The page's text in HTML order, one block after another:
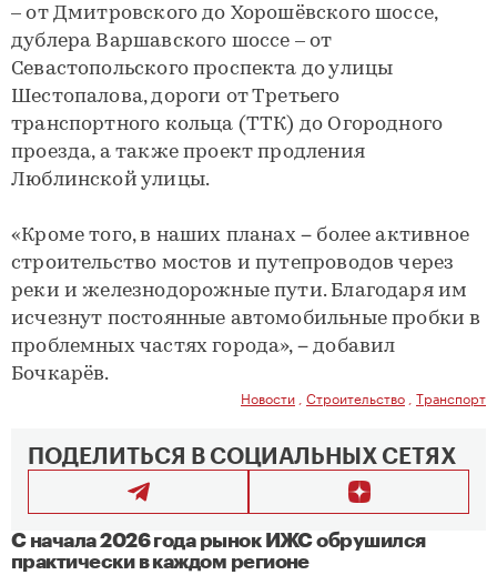
– от Дмитровского до Хорошёвского шоссе,
дублера Варшавского шоссе – от
Севастопольского проспекта до улицы
Шестопалова, дороги от Третьего
транспортного кольца (ТТК) до Огородного
проезда, а также проект продления
Люблинской улицы.
«Кроме того, в наших планах − более активное
строительство мостов и путепроводов через
реки и железнодорожные пути. Благодаря им
исчезнут постоянные автомобильные пробки в
проблемных частях города», − добавил
Бочкарёв.
Новости Строительство Транспорт
ПОДЕЛИТЬСЯ В СОЦИАЛЬНЫХ СЕТЯХ
С начала 2026 года рынок ИЖС обрушился
практически в каждом регионе